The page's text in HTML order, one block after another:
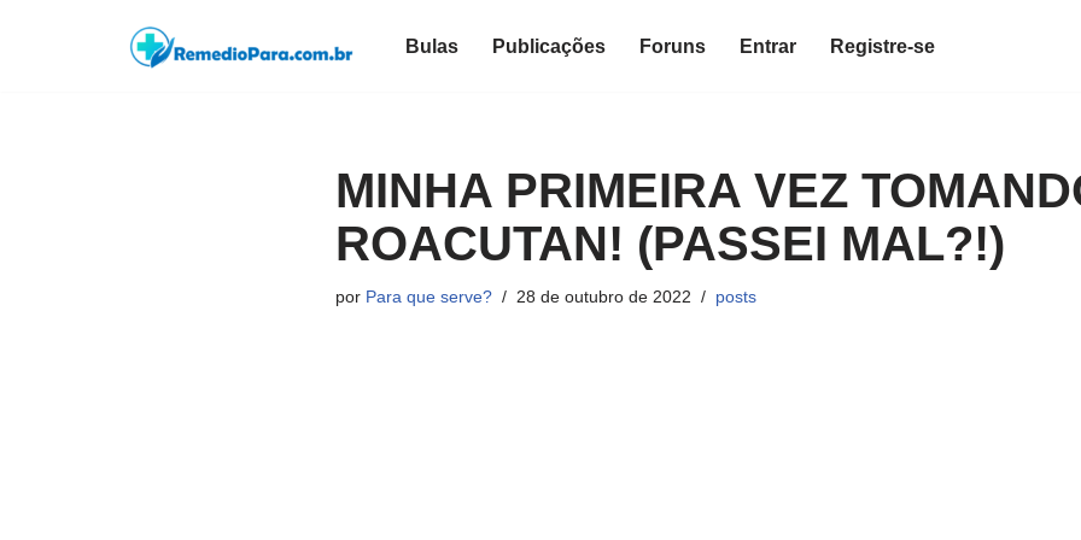
Bulas Publicações Foruns Entrar Registre-se
MINHA PRIMEIRA VEZ
ROACUTAN! (PASSEI MAL?!)
por Para que serve? 28 de outubro de 2022 posts